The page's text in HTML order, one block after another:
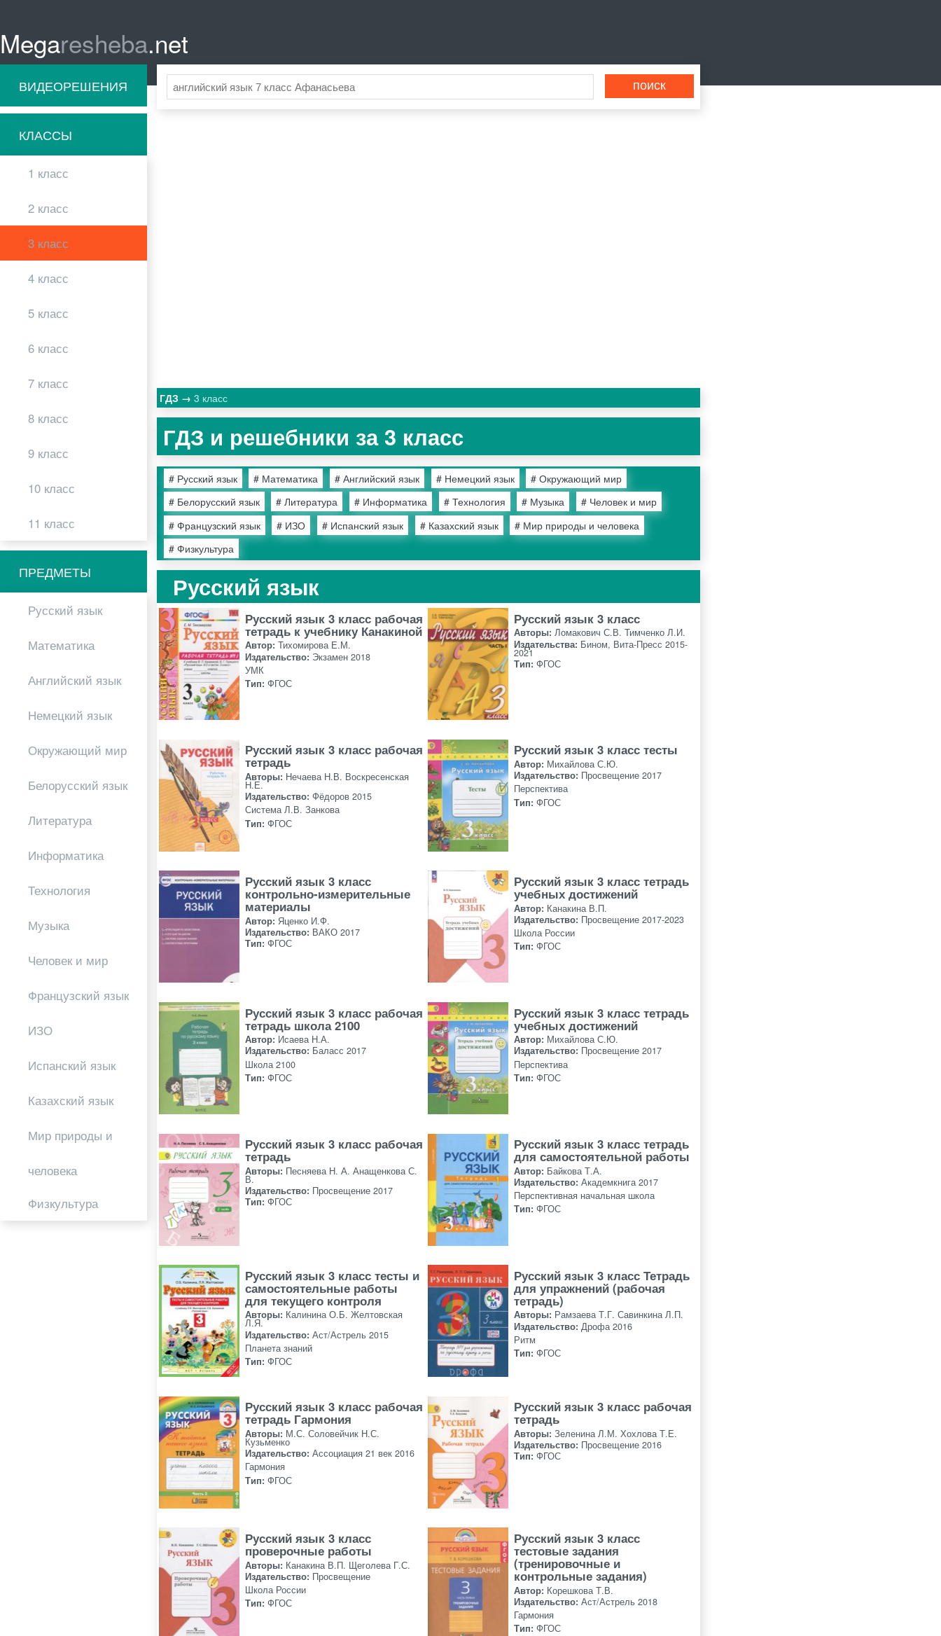
Megaresheba.net
ВИДЕОРЕШЕНИЯ
КЛАССЫ
1 класс
2 класс
3 класс
4 класс
5 класс
6 класс
7 класс
8 класс
9 класс
10 класс
11 класс
ПРЕДМЕТЫ
Русский язык
Математика
Английский язык
Немецкий язык
Окружающий мир
Белорусский язык
Литература
Информатика
Технология
Музыка
Человек и мир
Французский язык
ИЗО
Испанский язык
Казахский язык
Мир природы и
человека
Физкультура
ГДЗ 3 класс
ГДЗ и решебники за 3 класс
# Русский язык # Математика # Английский язык # Немецкий язык
# Окружающий мир
# Белорусский язык
# Литература # Информатика # Технология # Музыка
# Человек и мир
# Французский язык
# ИЗО # Испанский язык # Казахский язык
# Мир природы и человека
# Физкультура
Русский язык
Русский язык 3 класс рабочая
тетрадь к учебнику Канакиной
Автор: Тихомирова Е.М.
Издательство: Экзамен 2018
УМК
Тип: ФГОС
Русский язык 3 класс
Авторы:Ломакович С.В. Тимченко Л.И.
Издательства: Бином, Вита-Пресс 2015-
2021
Тип:ФГОС
Русский язык 3 класс рабочая
тетрадь
Авторы: Нечаева Н.В. Воскресенская
Н.Е.
Издательство: Фёдоров 2015
Система Л.В. Занкова
Тип: ФГОС
Русский язык 3 класс тесты
Автор: Михайлова С.Ю.
Издательство: Просвещение 2017
Перспектива
Тип:ФГОС
Русский язык 3 класс
контрольно-измерительные
материалы
Автор: Яценко И.Ф.
Издательство: ВАКО 2017
Тип: ФГОС
Русский язык 3 класс тетрадь
учебных достижений
Автор: Канакина В.П.
Издательство: Просвещение 2017-2023
Школа России
Тип:ФГОС
Русский язык 3 класс рабочая
тетрадь школа 2100
Автор: Исаева Н.А.
Издательство: Баласс 2017
Школа 2100
Тип: ФГОС
Русский язык 3 класс тетрадь
учебных достижений
Автор: Михайлова С.Ю.
Издательство: Просвещение 2017
Перспектива
Тип:ФГОС
Русский язык 3 класс рабочая
тетрадь
Авторы: Песняева Н. А. Анащенкова С.
В.
Издательство: Просвещение 2017
Тип: ФГОС
Русский язык 3 класс тетрадь
для самостоятельной работы
Автор: Байкова Т.А.
Издательство:Академкнига 2017
Перспективная начальная школа
Тип:ФГОС
Русский язык 3 класс тесты и
самостоятельные работы
для текущего контроля
Авторы: Калинина О.Б. Желтовская
Л.Я.
Издательство: Аст/Астрель 2015
Планета знаний
Тип: ФГОС
Русский язык 3 класс Тетрадь
для упражнений (рабочая
тетрадь)
Авторы: Рамзаева Т.Г. Савинкина Л.П.
Издательство: Дрофа 2016
Ритм
Тип:ФГОС
Русский язык 3 класс рабочая
тетрадь Гармония
Авторы: М.С. Соловейчик Н.С.
Кузьменко
Издательство: Ассоциация 21 век 2016
Гармония
Тип: ФГОС
Русский язык 3 класс рабочая
тетрадь
Авторы:Зеленина Л.М. Хохлова Т.Е.
Издательство: Просвещение 2016
Тип:ФГОС
Русский язык 3 класс
проверочные работы
Авторы: Канакина В.П. Щеголева Г.С.
Издательство: Просвещение
Школа России
Тип: ФГОС
Русский язык 3 класс
тестовые задания
(тренировочные и
контрольные задания)
Автор: Корешкова Т.В.
Издательство:Аст/Астрель 2018
Гармония
Тип:ФГОС